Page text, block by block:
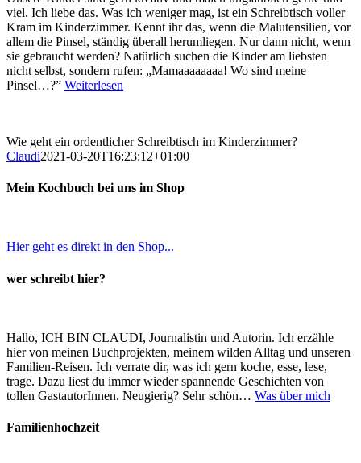
viel. Ich liebe das. Was ich weniger mag, ist ein Schreibtisch voller
Kram im Kinderzimmer. Kennt ihr das, wenn die Malutensilien, vor
allem die Pinsel, ständig überall herumliegen. Nur dann nicht, wenn
sie gebraucht werden? Natürlich suchen die Kinder am liebsten
nicht selbst, sondern rufen: „Mamaaaaaaaa! Wo sind meine
Pinsel…?” Weiterlesen
Wie geht ein ordentlicher Schreibtisch im Kinderzimmer?
Claudi2021-03-20T16:23:12+01:00
Mein Kochbuch bei uns im Shop
Hier geht es direkt in den Shop...
wer schreibt hier?
Hallo, ICH BIN CLAUDI, Journalistin und Autorin. Ich erzähle
hier von meinen Buchprojekten, meinem wilden Alltag und unseren
Familien-Reisen. Ich verrate dir, was ich gern koche, esse, lese,
trage. Dazu liest du immer wieder spannende Geschichten von
tollen GastautorInnen. Neugierig? Sehr schön… Was über mich
Familienhochzeit